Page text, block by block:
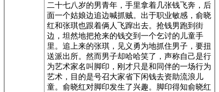
二十七八岁的男青年，手里拿着几张钱飞奔，后
面一个姑娘边追边喊抓贼。出于职业敏感，俞晓
红和张琪也跟着俩人飞蹿出去。抢钱男跑到街
边，坦然地把抢来的钱交到一个乞讨的儿童手
里。追上来的张琪，见义勇为地抓住男子，要扭
送派出所。然而男子却哈哈笑了，声称自己是行
为艺术家名叫脚印，刚才只是和同伴的一场行为
艺术，目的是号召大家省下闲钱去资助流浪儿
童。俞晓红对脚印发生了兴趣。脚印得知俞晓红